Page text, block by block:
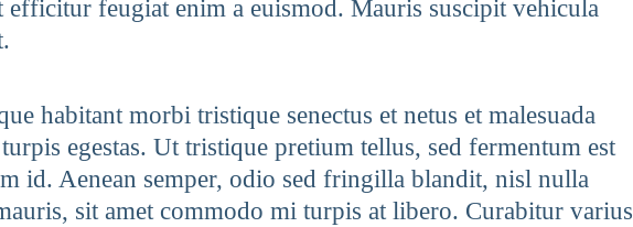
efficitur feugiat enim a euismod. Mauris suscipit vehicula
habitant morbi tristique senectus et netus et malesuada
egestas. Ut tristique pretium tellus, sed fermentum est
id. Aenean semper, odio sed fringilla blandit, nisl nulla
sit amet commodo mi turpis at libero. Curabitur varius